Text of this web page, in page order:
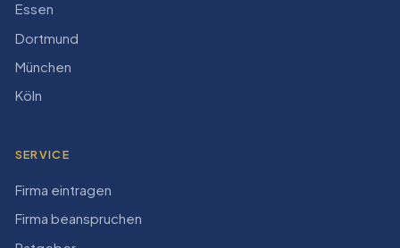
Essen
Dortmund
München
Köln
SERVICE
Firma eintragen
Firma beanspruchen